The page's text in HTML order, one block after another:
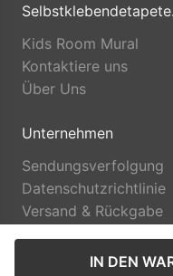
IN DEN
Kids Room Mural
Kontaktiere uns
Über Uns
Unternehmen
Sendungsverfolgung
Datenschutzrichtlinie
Versand & Rückgabe